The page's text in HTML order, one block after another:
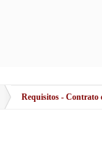
Requisitos - Contrato